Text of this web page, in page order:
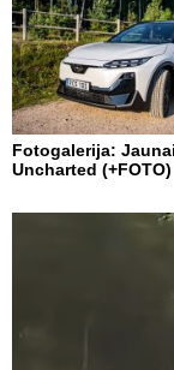
Fotogalerija:
Uncharted (+FOTO)